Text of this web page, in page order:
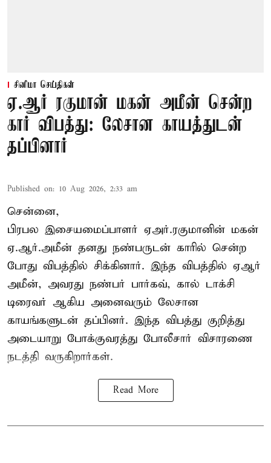
சினிமா செய்திகள்
ஏ.ஆர் ரகுமான் மகன் அமீன் சென்ற
கார் விபத்து: லேசான காயத்துடன்
தப்பினார்
Published on: 10 Aug 2026, 2:33 am
சென்னை,
பிரபல இசையமைப்பாளர் ஏஅர்.ரகுமானின் மகன்
ஏ.ஆர்.அமீன் தனது நண்பருடன் காரில் சென்ற
போது விபத்தில் சிக்கினார். இந்த விபத்தில் ஏஆர்
அமீன், அவரது நண்பர் பார்கவ், கால் டாக்சி
டிரைவர் ஆகிய அனைவரும் லேசான
காயங்களுடன் தப்பினர். இந்த விபத்து குறித்து
அடையாறு போக்குவரத்து போலீசார் விசாரணை
நடத்தி வருகிறார்கள்.
Read More